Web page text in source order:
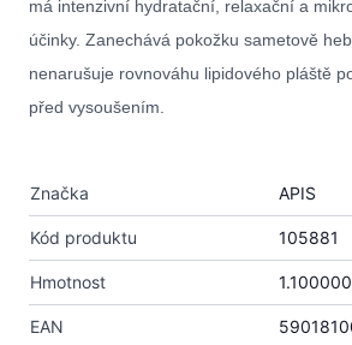
má intenzivní hydratační, relaxační a
účinky. Zanechává pokožku sametově
nenarušuje rovnováhu lipidového pláště
před vysoušením.
Značka APIS
Kód produktu 105881
Hmotnost 1.100000
EAN